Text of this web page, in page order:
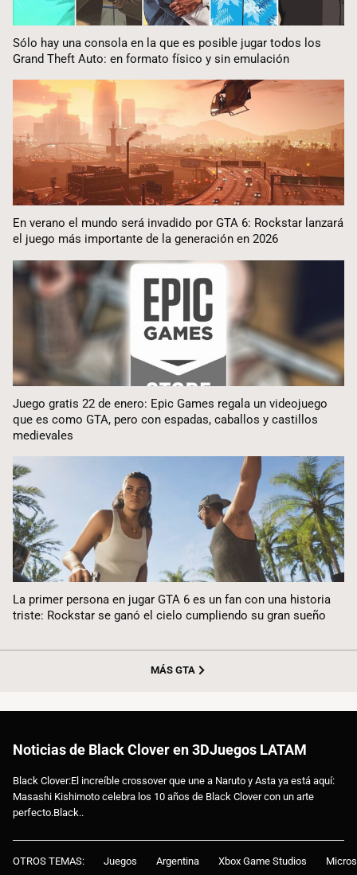
Sólo hay una consola en la que es posible jugar todos los
Grand Theft Auto: en formato físico y sin emulación
En verano el mundo será invadido por GTA 6: Rockstar lanzará
el juego más importante de la generación en 2026
Juego gratis 22 de enero: Epic Games regala un videojuego
que es como GTA, pero con espadas, caballos y castillos
medievales
La primer persona en jugar GTA 6 es un fan con una historia
triste: Rockstar se ganó el cielo cumpliendo su gran sueño
MÁS GTA
Noticias de Black Clover en 3DJuegos LATAM
Black Clover:El increíble crossover que une a Naruto y Asta ya está aquí:
Masashi Kishimoto celebra los 10 años de Black Clover con un arte
perfecto.Black..
OTROS TEMAS: Juegos Argentina Xbox Game Studios